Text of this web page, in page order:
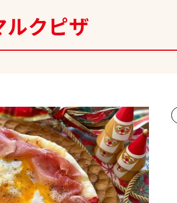
ルクピザ